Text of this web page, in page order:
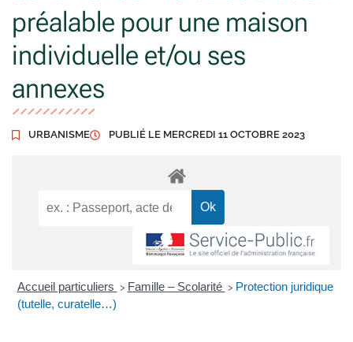
préalable pour une maison
individuelle et/ou ses
annexes
URBANISME PUBLIÉ LE MERCREDI 11 OCTOBRE 2023
Accueil particuliers > Famille – Scolarité > Protection juridique
(tutelle, curatelle…)